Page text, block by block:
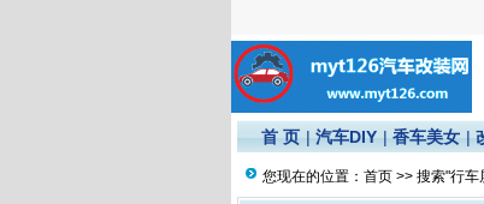
首 页 |汽车DIY |香车美女 |
您现在的位置： 首页 >> 搜索"行车